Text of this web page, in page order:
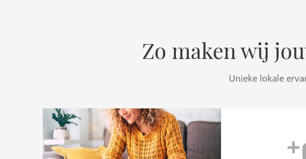
Zo maken wij
Unieke lokale